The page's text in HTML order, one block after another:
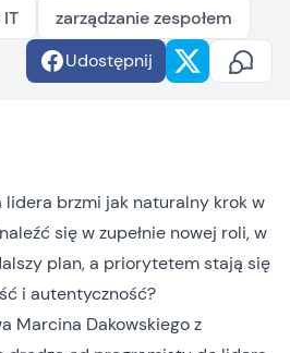
zarządzanie zespołem
Udostępnij
lidera brzmi jak naturalny krok w
się w zupełnie nowej roli, w
plan, a priorytetem stają się
i autentyczność?
Marcina Dakowskiego z